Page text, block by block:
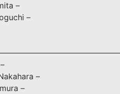
–
–
–
–